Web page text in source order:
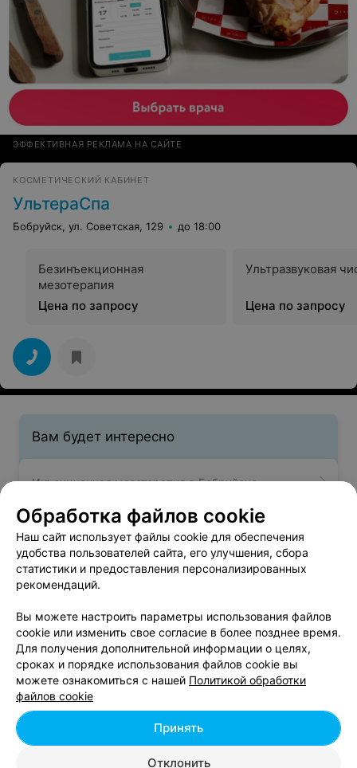
ЭФФЕКТИВНАЯ РЕКЛАМА НА САЙТЕ
КОСМЕТИЧЕСКИЙ КАБИНЕТ
УльтераСпа
Бобруйск, ул. Советская, 129 до 18:00
Безинъекционная
мезотерапия
Цена по запросу
Ультразвуковая
Цена по запросу
Вам будет интересно
Инъекционная мезотерапия в Бобруйске
Лазерная косметология в Бобруйске
Лазерная шлифовка кожи лица в Бобруйске
Добавить компанию
Добавить специалиста
Обработка файлов cookie
Наш сайт использует файлы cookie для обеспечения
удобства пользователей сайта, его улучшения, сбора
статистики и предоставления персонализированных
рекомендаций.
Вы можете настроить параметры использования файлов
cookie или изменить свое согласие в более позднее время.
Для получения дополнительной информации о целях,
сроках и порядке использования файлов cookie вы
можете ознакомиться с нашей Политикой обработки
файлов cookie
Отклонить
Принять